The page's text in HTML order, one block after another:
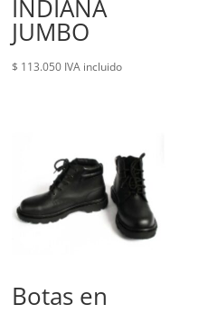
INDIANA
JUMBO
$ 113.050 IVA incluido
Botas en